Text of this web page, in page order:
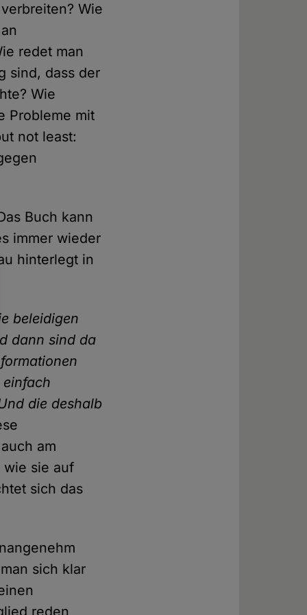
Wie
redet man
sind, dass der
Wie
Probleme mit
not least:
Buch kann
immer wieder
hinterlegt in
beleidigen
dann sind da
die deshalb
am
wie sie auf
sich das
sich klar